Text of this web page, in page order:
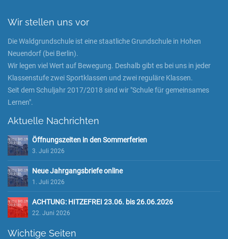
Wir stellen uns vor
Die Waldgrundschule ist eine staatliche Grundschule in Hohen
Neuendorf (bei Berlin).
Wir legen viel Wert auf Bewegung. Deshalb gibt es bei uns in jeder
Klassenstufe zwei Sportklassen und zwei reguläre Klassen.
Seit dem Schuljahr 2017/2018 sind wir "Schule für gemeinsames
Lernen".
Aktuelle Nachrichten
Öffnungszeiten in den Sommerferien
3. Juli 2026
Neue Jahrgangsbriefe online
1. Juli 2026
ACHTUNG: HITZEFREI 23.06. bis 26.06.2026
22. Juni 2026
Wichtige Seiten